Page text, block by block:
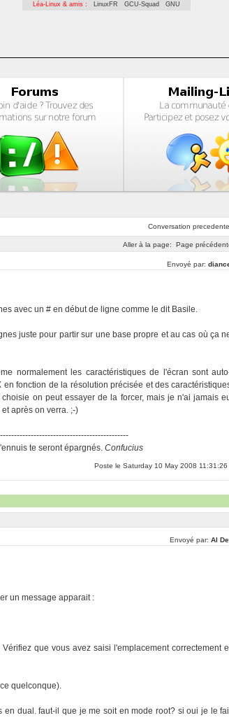
Léa-Linux & amis : LinuxFR GCU-Squad GNU
Conversation precedente
Aller à la page: Page
Envoyé par:
avec un # en début de ligne comme le dit Basile.
juste pour partir sur une base propre et au cas où ça
normalement les caractéristiques de l'écran sont
fonction de la résolution précisée et des
on peut essayer de la forcer, mais je n'ai jamais
après on verra. ;-)
te seront épargnés.Confucius
Poste le Saturday 10 May 2008 11:31:26
Envoyé par: Al
un message apparait :
que vous avez saisi l'emplacement correctement
quelconque).
dual. faut-il que je me soit en mode root? si oui je le